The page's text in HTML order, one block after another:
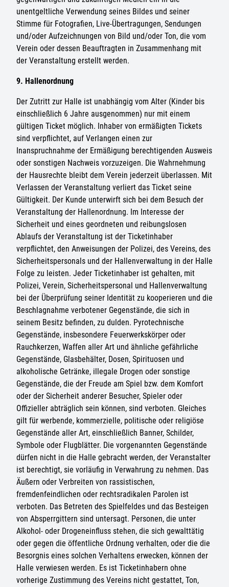
unentgeltliche Verwendung seines Bildes und seiner
Stimme für Fotografien, Live-Übertragungen, Sendungen
und/oder Aufzeichnungen von Bild und/oder Ton, die vom
Verein oder dessen Beauftragten in Zusammenhang mit
der Veranstaltung erstellt werden.
9. Hallenordnung
Der Zutritt zur Halle ist unabhängig vom Alter (Kinder bis
einschließlich 6 Jahre ausgenommen) nur mit einem
gültigen Ticket möglich. Inhaber von ermäßigten Tickets
sind verpflichtet, auf Verlangen einen zur
Inanspruchnahme der Ermäßigung berechtigenden Ausweis
oder sonstigen Nachweis vorzuzeigen. Die Wahrnehmung
der Hausrechte bleibt dem Verein jederzeit überlassen. Mit
Verlassen der Veranstaltung verliert das Ticket seine
Gültigkeit. Der Kunde unterwirft sich bei dem Besuch der
Veranstaltung der Hallenordnung. Im Interesse der
Sicherheit und eines geordneten und reibungslosen
Ablaufs der Veranstaltung ist der Ticketinhaber
verpflichtet, den Anweisungen der Polizei, des Vereins, des
Sicherheitspersonals und der Hallenverwaltung in der Halle
Folge zu leisten. Jeder Ticketinhaber ist gehalten, mit
Polizei, Verein, Sicherheitspersonal und Hallenverwaltung
bei der Überprüfung seiner Identität zu kooperieren und die
Beschlagnahme verbotener Gegenstände, die sich in
seinem Besitz befinden, zu dulden. Pyrotechnische
Gegenstände, insbesondere Feuerwerkskörper oder
Rauchkerzen, Waffen aller Art und ähnliche gefährliche
Gegenstände, Glasbehälter, Dosen, Spirituosen und
alkoholische Getränke, illegale Drogen oder sonstige
Gegenstände, die der Freude am Spiel bzw. dem Komfort
oder der Sicherheit anderer Besucher, Spieler oder
Offizieller abträglich sein können, sind verboten. Gleiches
gilt für werbende, kommerzielle, politische oder religiöse
Gegenstände aller Art, einschließlich Banner, Schilder,
Symbole oder Flugblätter. Die vorgenannten Gegenstände
dürfen nicht in die Halle gebracht werden, der Veranstalter
ist berechtigt, sie vorläufig in Verwahrung zu nehmen. Das
Äußern oder Verbreiten von rassistischen,
fremdenfeindlichen oder rechtsradikalen Parolen ist
verboten. Das Betreten des Spielfeldes und das Besteigen
von Absperrgittern sind untersagt. Personen, die unter
Alkohol- oder Drogeneinfluss stehen, die sich gewalttätig
oder gegen die öffentliche Ordnung verhalten, oder die die
Besorgnis eines solchen Verhaltens erwecken, können der
Halle verwiesen werden. Es ist Ticketinhabern ohne
vorherige Zustimmung des Vereins nicht gestattet, Ton,